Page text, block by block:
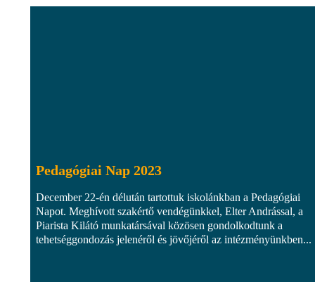
Pedagógiai Nap 2023
December 22-én délután tartottuk iskolánkban a Pedagógiai
Napot. Meghívott szakértő vendégünkkel, Elter Andrással, a
Piarista Kilátó munkatársával közösen gondolkodtunk a
tehetséggondozás jelenéről és jövőjéről az intézményünkben...